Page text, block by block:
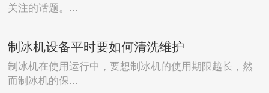
关注的话题。...
制冰机设备平时要如何清洗维护
制冰机在使用运行中，要想制冰机的使用期限越长，然
而制冰机的保...